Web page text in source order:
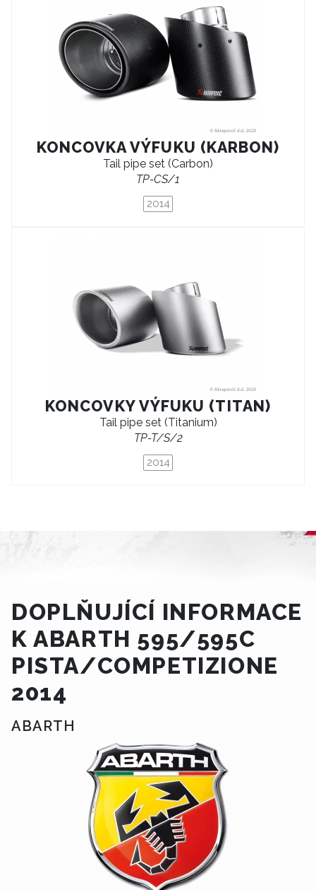
KONCOVKA VÝFUKU (KARBON)
Tail pipe set (Carbon)
TP-CS/1
2014
KONCOVKY VÝFUKU (TITAN)
Tail pipe set (Titanium)
TP-T/S/2
2014
DOPLŇUJÍCÍ INFORMACE
K ABARTH 595/595C
PISTA/COMPETIZIONE
2014
ABARTH